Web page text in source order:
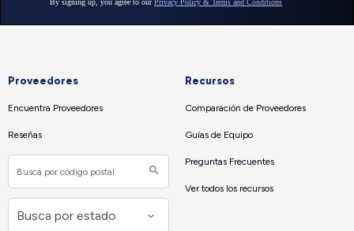
Proveedores
Encuentra Proveedores
Reseñas
Recursos
Comparación de Proveedores
Guías de Equipo
Preguntas Frecuentes
Ver todos los recursos